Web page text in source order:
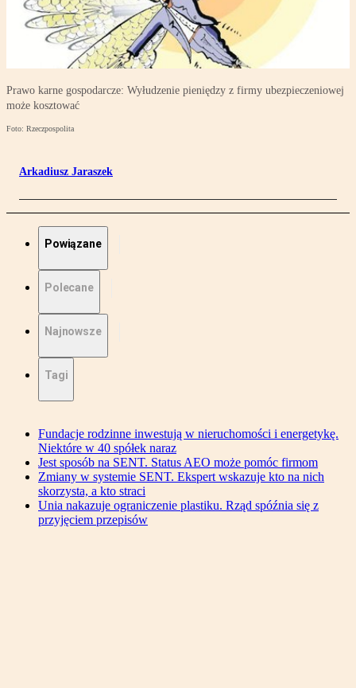
Prawo karne gospodarcze: Wyłudzenie pieniędzy z firmy ubezpieczeniowej
może kosztować
Foto: Rzeczpospolita
Arkadiusz Jaraszek
Powiązane
Polecane
Najnowsze
Tagi
Fundacje rodzinne inwestują w nieruchomości i energetykę.
Niektóre w 40 spółek naraz
Jest sposób na SENT. Status AEO może pomóc firmom
Zmiany w systemie SENT. Ekspert wskazuje kto na nich
skorzysta, a kto straci
Unia nakazuje ograniczenie plastiku. Rząd spóźnia się z
przyjęciem przepisów